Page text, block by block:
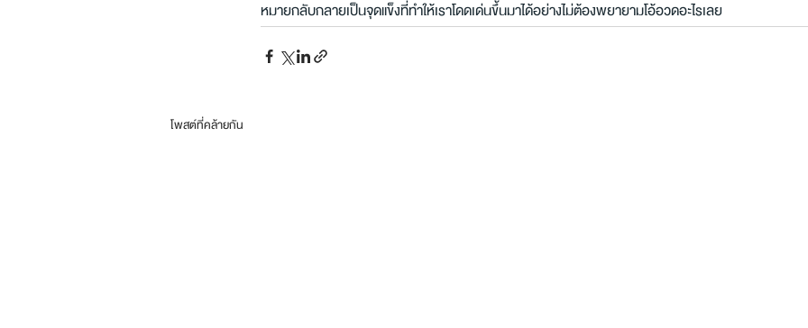
หมายกลับกลายเป็นจุดแข็งที่ทำให้เราโดดเด่นขึ้นมาได้อย่างไม่ต้องพยายามโอ้อวดอะไรเลย
โพสต์ที่คล้ายกัน